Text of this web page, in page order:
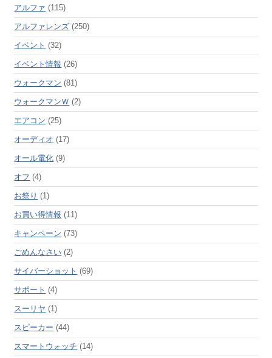
アルファ (115)
アルファレンズ (250)
イベント (32)
イベント情報 (26)
ウォークマン (81)
ウォークマンＷ (2)
エアコン (25)
オーディオ (17)
オール電化 (9)
オフ (4)
お祭り (1)
お買い得情報 (11)
キャンペーン (73)
ごめんなさい (2)
サイバーショット (69)
サポート (4)
スーリヤ (1)
スピーカー (44)
スマートウォッチ (14)